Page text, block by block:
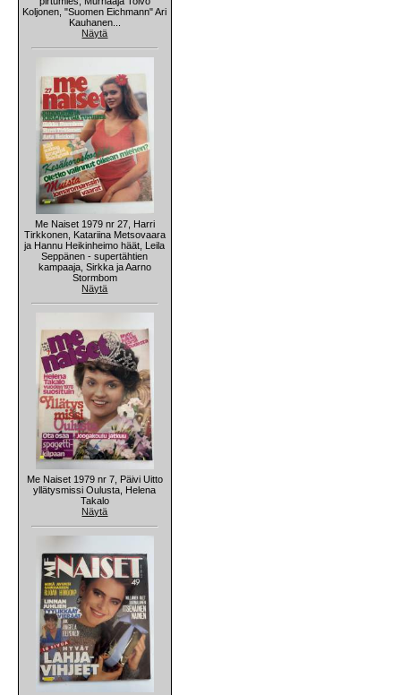
Koljonen, "Suomen Eichmann" Ari
Kauhanen...
Näytä
Me Naiset 1979 nr 27, Harri
Tirkkonen, Katariina Metsovaara
ja Hannu Heikinheimo häät, Leila
Seppänen - supertähtien
kampaaja, Sirkka ja Aarno
Stormbom
Näytä
Me Naiset 1979 nr 7, Päivi Uitto
yllätysmissi Oulusta, Helena
Takalo
Näytä